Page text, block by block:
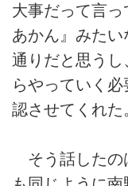
大事だって言
あかん』みた
通りだと思う
らやっていく
認させてくれた
そう話したの